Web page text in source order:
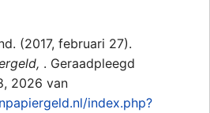
(2017, februari 27).
. Geraadpleegd
2026 van
index.php?